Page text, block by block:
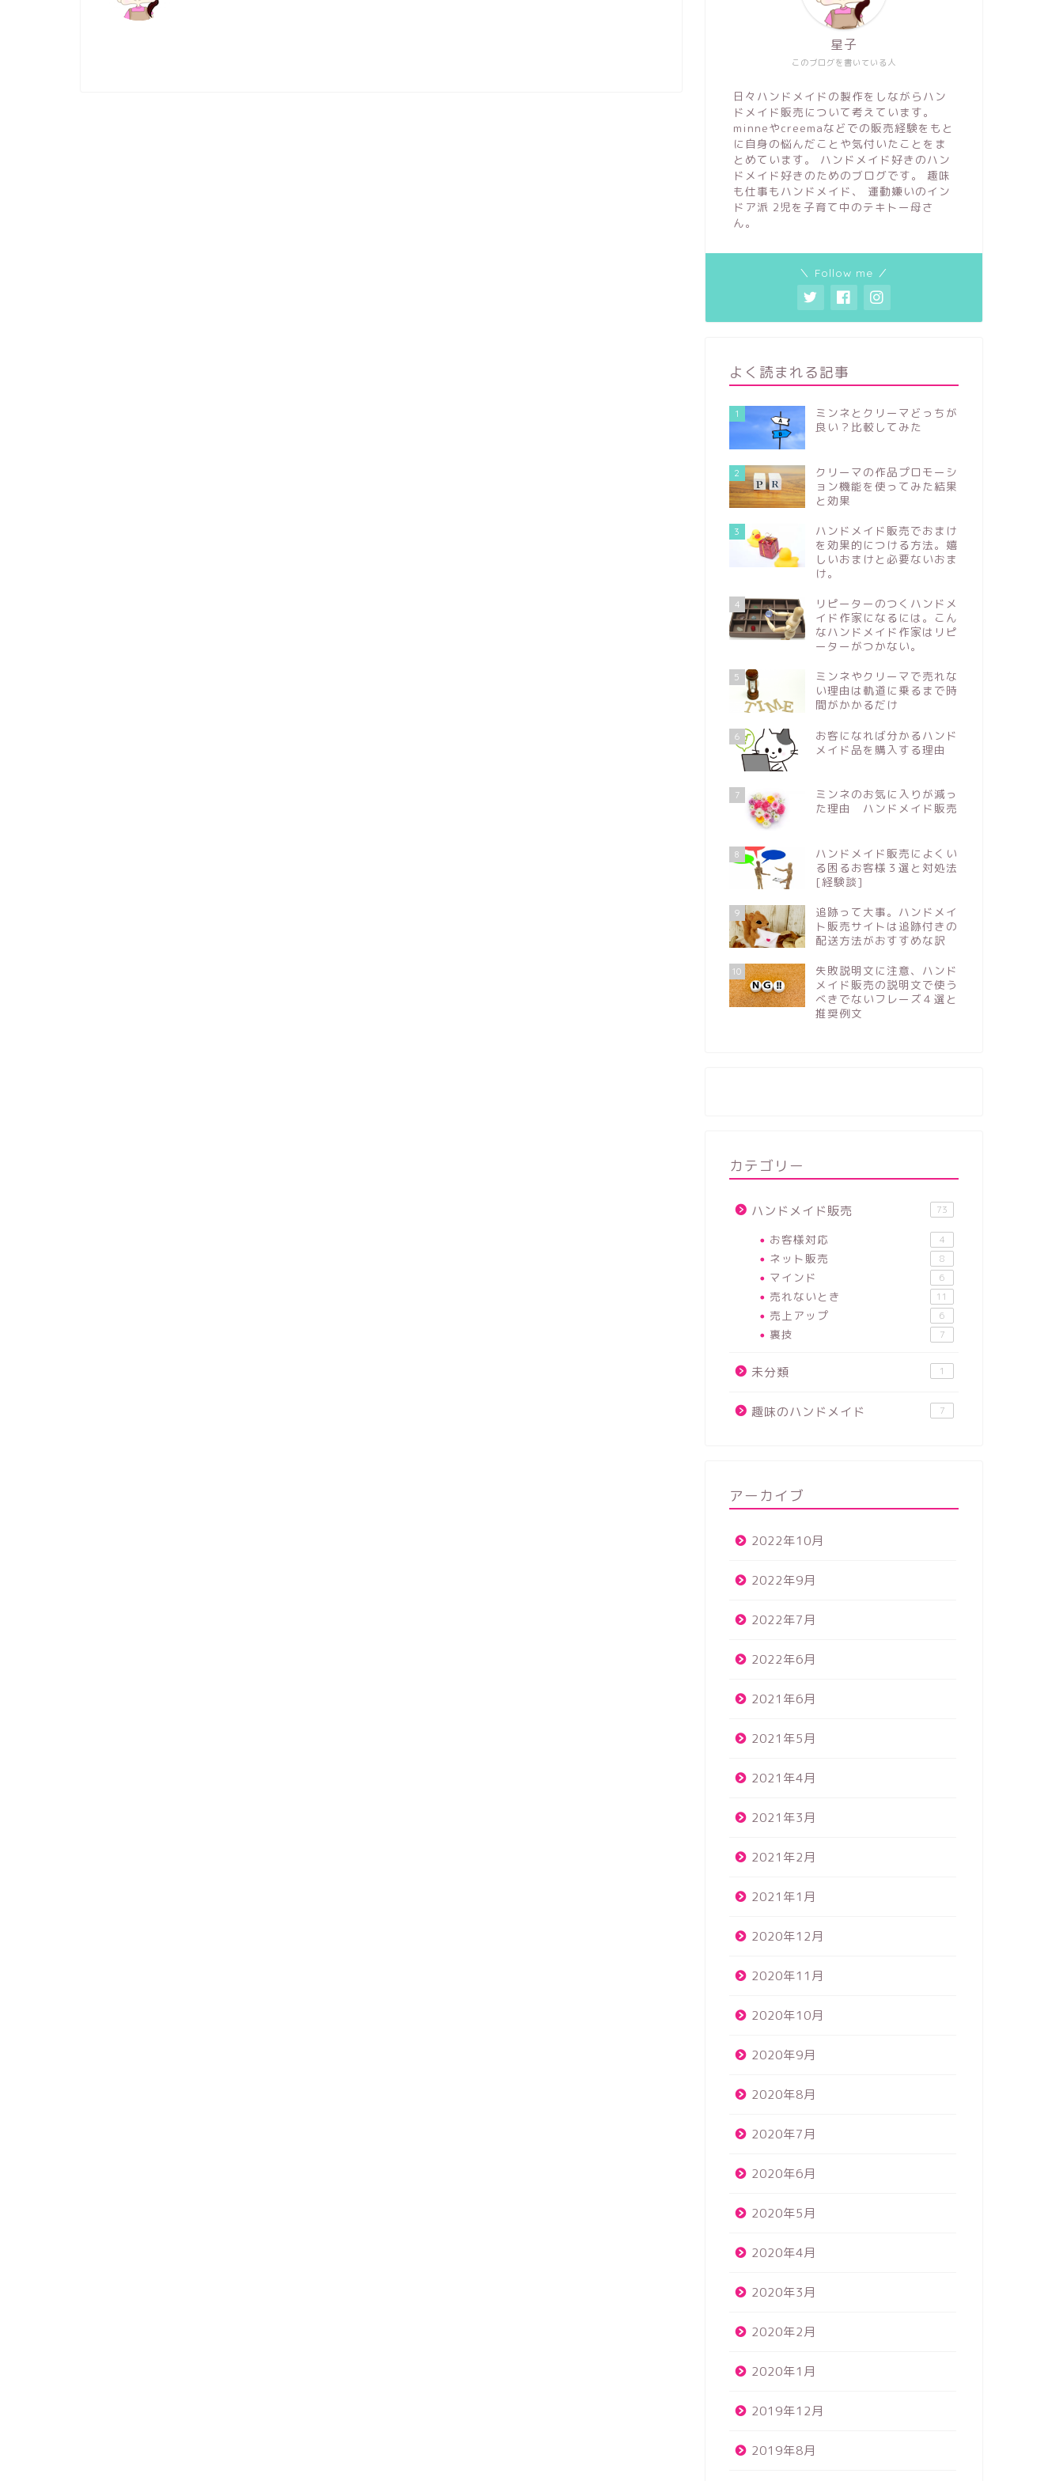
このブログを書いている人
星子
日々ハンドメイドの製作をしながらハン
ドメイド販売について考えています。
minneやcreemaなどでの販売経験をもと
に自身の悩んだことや気付いたことをま
とめています。 ハンドメイド好きのハン
ドメイド好きのためのブログです。 趣味
も仕事もハンドメイド、 運動嫌いのイン
ドア派 2児を子育て中のテキトー母さ
ん。
＼ Follow me ／
よく読まれる記事
1
ミンネとクリーマどっちが
良い？比較してみた
2
クリーマの作品プロモーシ
ョン機能を使ってみた結果
と効果
3
ハンドメイド販売でおまけ
を効果的につける方法。嬉
しいおまけと必要ないおま
け。
4
リピーターのつくハンドメ
イド作家になるには。こん
なハンドメイド作家はリピ
ーターがつかない。
5
ミンネやクリーマで売れな
い理由は軌道に乗るまで時
間がかかるだけ
6
お客になれば分かるハンド
メイド品を購入する理由
7
ミンネのお気に入りが減っ
た理由 ハンドメイド販売
8
ハンドメイド販売によくい
る困るお客様３選と対処法
[経験談]
9
追跡って大事。ハンドメイ
ト販売サイトは追跡付きの
配送方法がおすすめな訳
10
失敗説明文に注意、ハンド
メイド販売の説明文で使う
べきでないフレーズ４選と
推奨例文
カテゴリー
ハンドメイド販売 73
お客様対応 4
ネット販売 8
マインド 6
売れないとき 11
売上アップ 6
裏技 7
未分類 1
趣味のハンドメイド 7
アーカイブ
2022年10月
2022年9月
2022年7月
2022年6月
2021年6月
2021年5月
2021年4月
2021年3月
2021年2月
2021年1月
2020年12月
2020年11月
2020年10月
2020年9月
2020年8月
2020年7月
2020年6月
2020年5月
2020年4月
2020年3月
2020年2月
2020年1月
2019年12月
2019年8月